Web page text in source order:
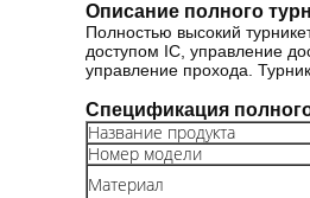
Описание полного
Полностью высокий
доступом IC, управление
управление прохода.
Спецификация
Название продукта
Номер модели
Материал